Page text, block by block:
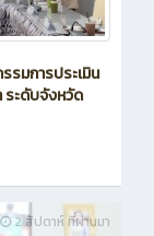
มการประเมิน
ระดับจังหวัด
2 สัปดาห์ ที่ผ่านมา